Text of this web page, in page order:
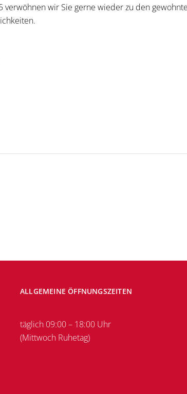
verwöhnen wir Sie gerne wieder zu den
ALLGEMEINE ÖFFNUNGSZEITEN
täglich 09:00 – 18:00 Uhr
(Mittwoch Ruhetag)